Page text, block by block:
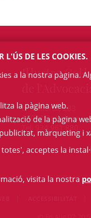
Il·lustre
c/ Mallorca, 283
08037 Barcelona
Tel. 934 961 880
L'ÚS DE LES COOKIES.
a la nostra
la pàgina web.
de la pàgina
màrqueting i
acceptes la
visita la nostra